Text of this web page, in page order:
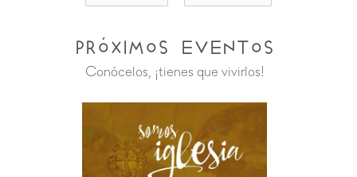
Próximos Eventos
Conócelos, ¡tienes que vivirlos!